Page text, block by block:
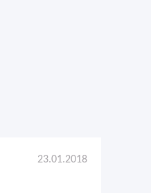
23.01.2018